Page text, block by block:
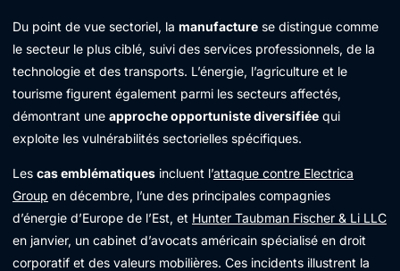
Du point de vue sectoriel, la manufacture se distingue comme
le secteur le plus ciblé, suivi des services professionnels, de la
technologie et des transports. L’énergie, l’agriculture et le
tourisme figurent également parmi les secteurs affectés,
démontrant une approche opportuniste diversifiée qui
exploite les vulnérabilités sectorielles spécifiques.
Les cas emblématiques incluent l’attaque contre Electrica
Group en décembre, l’une des principales compagnies
d’énergie d’Europe de l’Est, et Hunter Taubman Fischer & Li LLC
en janvier, un cabinet d’avocats américain spécialisé en droit
corporatif et des valeurs mobilières. Ces incidents illustrent la